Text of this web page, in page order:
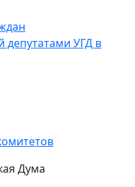
депутатами УГД в
Дума